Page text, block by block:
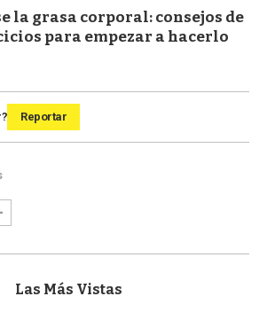
la grasa corporal: consejos de
para empezar a hacerlo
Reportar
Las Más Vistas